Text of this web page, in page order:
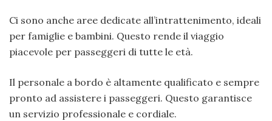
Ci sono anche aree dedicate all’intrattenimento, ideali
per famiglie e bambini. Questo rende il viaggio
piacevole per passeggeri di tutte le età.
Il personale a bordo è altamente qualificato e sempre
pronto ad assistere i passeggeri. Questo garantisce
un servizio professionale e cordiale.